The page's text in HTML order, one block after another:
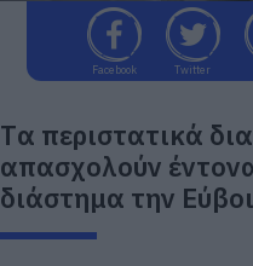
Facebook Twitter
Tα περιστατικά
απασχολούν
διάστημα την